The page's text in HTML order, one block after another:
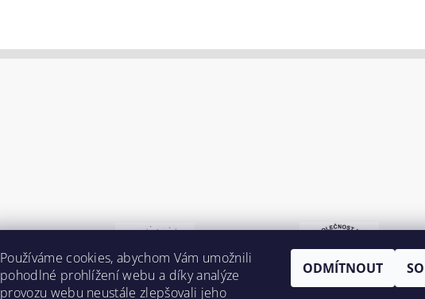
Používáme cookies, abychom Vám umožnili
pohodlné prohlížení webu a díky analýze
provozu webu neustále zlepšovali jeho
ODMÍTNOUT